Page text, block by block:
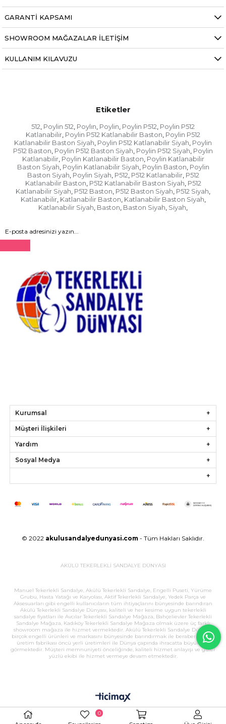
GARANTI KAPSAMI
SHOWROOM MAĞAZALAR İLETIŞIM
KULLANIM KILAVUZU
Etiketler
512 Poylin 512 Poylın Poylin Poylin P512 Poylin P512
Katlanabilir Poylin P512 Katlanabilir Baston Poylin P512
Katlanabilir Baston Siyah Poylin P512 Katlanabilir Siyah Poylin
P512 Baston Poylin P512 Baston Siyah Poylin P512 Siyah Poylin
Katlanabilir, Poylin Katlanabilir Baston Poylin Katlanabilir
Baston Siyah Poylin Katlanabilir Siyah Poylin Baston Poylin
Baston Siyah Poylin Siyah P512 P512 Katlanabilir, P512
Katlanabilir Baston P512 Katlanabilir Baston Siyah P512
Katlanabilir Siyah P512 Baston P512 Baston Siyah P512 Siyah
Katlanabilir, Katlanabilir Baston Katlanabilir Baston Siyah
Katlanabilir Siyah Baston Baston Siyah Siyah
Kurumsal
Müşteri İlişkileri
Yardım
Sosyal Medya
© 2022 akulusandalyedunyasi.com - Tüm Hakları Saklıdır.
AKÜLÜ TEKERLEKLİ SANDALYE DÜNYASI
Manuel Tekerlekli Sandalye, Akülü Tekerlekli Sandalye, Engelli Puseti, Yürüme
Grubu, Hasta Yatağı ve Karyolası, Aktif Tekerlekli Sandalye, Yedek Parça ve
Aksesuarları gibi engelli kullanıcıların tüm ihtiyaçlarını bünyesinde barındıran
Akülü Tekerlekli Sandalye Dünyası, kaliteli ve her kesime uygun tekerlekli
sandalye fiyatları ile Avcılar Tekerlekli Sandalye Mağaza, Bahçelievler Tekerlekli
Sandalye Mağaza, Kadıköy Tekerlekli Sandalye Mağaza olmak üzere üç farklı
showroom mağaza ile hizmet vermektedir. Akülü Tekerlekli Sandalye Dünyası,
birçok engelli ürünleri ve markasını bünyesinde barındırmak ile beraber, büyük
üretim fabrikası öncü yerli üretimleri ile Dünya çapında ihracatta büyük ilgi
görmektedir. Müşteri memnuniyeti önceliğinde, kaliteli hizmet anlayışı ve güler
yüzlü ekibi ile hizmet vermeye devam etmektedir.
0